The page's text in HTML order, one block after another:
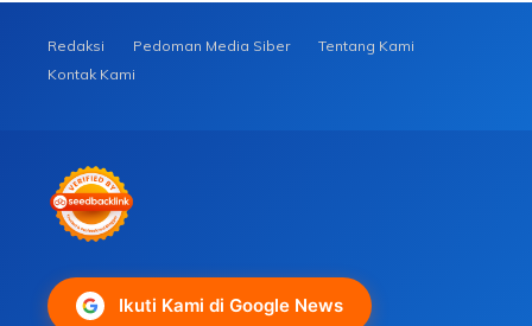
Redaksi Pedoman Media Siber
Tentang Kami
Kontak Kami
Ikuti Kami di Google News